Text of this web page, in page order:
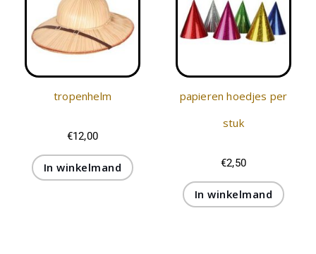
tropenhelm
€12,00
In winkelmand
papieren hoedjes per
stuk
€2,50
In winkelmand